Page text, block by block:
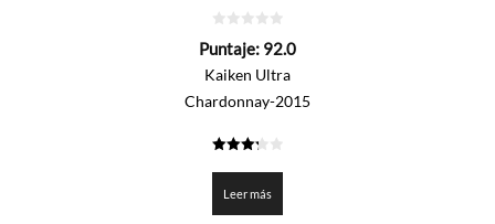
de
Puntaje: 92.0
Kaiken Ultra
Chardonnay-2015
de 5
Leer más